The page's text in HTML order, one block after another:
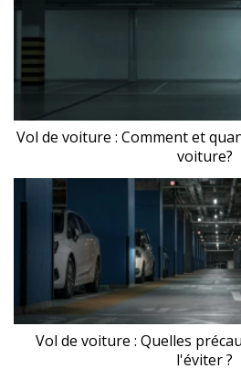
Vol de voiture : Comment et
voiture?
Vol de voiture : Quelles
l'éviter ?